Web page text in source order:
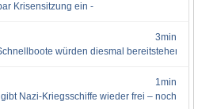
Krisensitzung ein -
3min
würden diesmal bereitstehen,
1min
Nazi-Kriegsschiffe wieder frei – noch